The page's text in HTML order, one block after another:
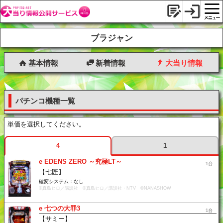
ブラジャン
基本情報 新着情報 大当り情報
パチンコ機種一覧
単価を選択してください。
4 1
1台
e EDENS ZERO ～究極LT～
【七匠】
確変システム：なし
©真島ヒロ／講談社 ©真島ヒロ／講談社・NTV ©NANASHOW
1台
e 七つの大罪3
【サミー】